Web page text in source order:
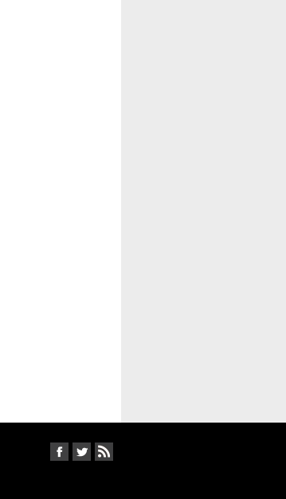
Suivez-nous sur Facebook
Suivez-nous sur Twitter